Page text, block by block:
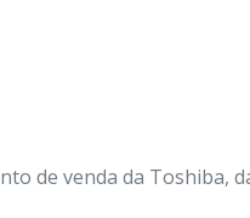
de venda da Toshiba,